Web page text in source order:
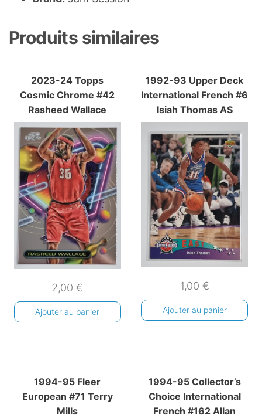
Produits similaires
2023-24 Topps
Cosmic Chrome #42
Rasheed Wallace
2,00€
Ajouter au panier
1992-93 Upper Deck
International French #6
Isiah Thomas AS
1,00 €
Ajouter au panier
1994-95 Fleer
European #71 Terry
Mills
1994-95 Collector’s
Choice International
French #162 Allan